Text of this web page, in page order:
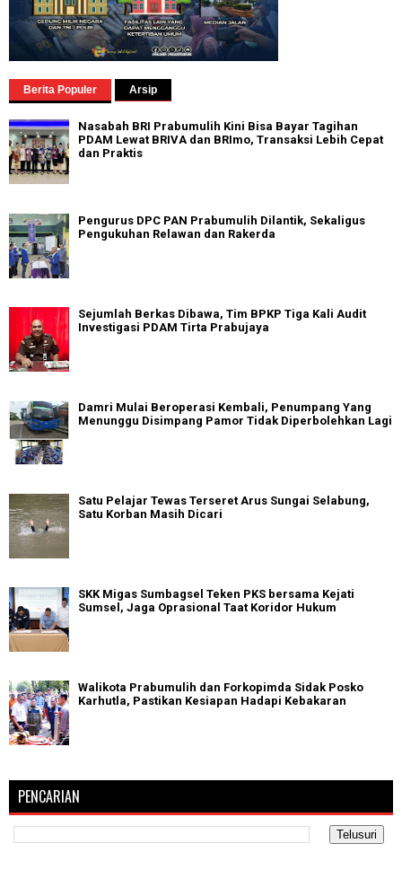
Berita Populer Arsip
Nasabah BRI Prabumulih Kini Bisa Bayar Tagihan
PDAM Lewat BRIVA dan BRImo, Transaksi Lebih Cepat
dan Praktis
Pengurus DPC PAN Prabumulih Dilantik, Sekaligus
Pengukuhan Relawan dan Rakerda
Sejumlah Berkas Dibawa, Tim BPKP Tiga Kali Audit
Investigasi PDAM Tirta Prabujaya
Damri Mulai Beroperasi Kembali, Penumpang Yang
Menunggu Disimpang Pamor Tidak Diperbolehkan Lagi
Satu Pelajar Tewas Terseret Arus Sungai Selabung,
Satu Korban Masih Dicari
SKK Migas Sumbagsel Teken PKS bersama Kejati
Sumsel, Jaga Oprasional Taat Koridor Hukum
Walikota Prabumulih dan Forkopimda Sidak Posko
Karhutla, Pastikan Kesiapan Hadapi Kebakaran
PENCARIAN